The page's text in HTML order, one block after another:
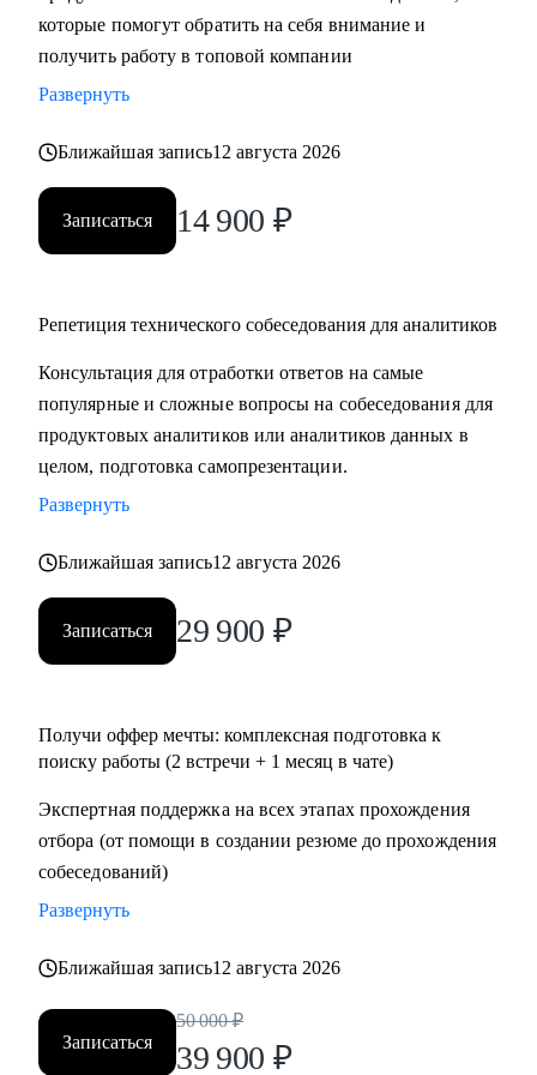
компетенций;
• Получить практические советы по управлению командой;
• Сформировать свою стратегию профессионального роста;
страну своей мечты;
Кому могу помочь:
• Продуктовым аналитикам, аналитикам данных и продаж
трек развития;
• Junior и Middle Продуктовым аналитикам, аналитикам
данных и продаж, которые хотят повысить свой грейд;
• Выпускникам и студентам, которые ищут свою первую
работу в аналитике;
• Аналитикам, которые хотят перейти из стартапа в
• Тем, кто хочет перейти в IT и аналитику из смежной
• Всем IT-специалистам, которые хотят релоцироваться в
Испанию и работать удаленно
которые помогут обратить на себя внимание и
получить работу в топовой компании
Развернуть
Ближайшая запись12 августа 2026
Записаться 14 900 ₽
Репетиция технического собеседования для аналитиков
Консультация для отработки ответов на самые
популярные и сложные вопросы на собеседования для
продуктовых аналитиков или аналитиков данных в
целом, подготовка самопрезентации.
Развернуть
Ближайшая запись12 августа 2026
Записаться 29 900 ₽
Получи оффер мечты: комплексная подготовка к
поиску работы (2 встречи + 1 месяц в чате)
Экспертная поддержка на всех этапах прохождения
отбора (от помощи в создании резюме до прохождения
собеседований)
Развернуть
Ближайшая запись12 августа 2026
Записаться
50 000 ₽
39 900 ₽